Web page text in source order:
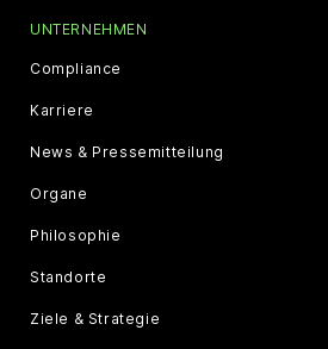
UNTERNEHMEN
Compliance
Karriere
News & Pressemitteilung
Organe
Philosophie
Standorte
Ziele & Strategie